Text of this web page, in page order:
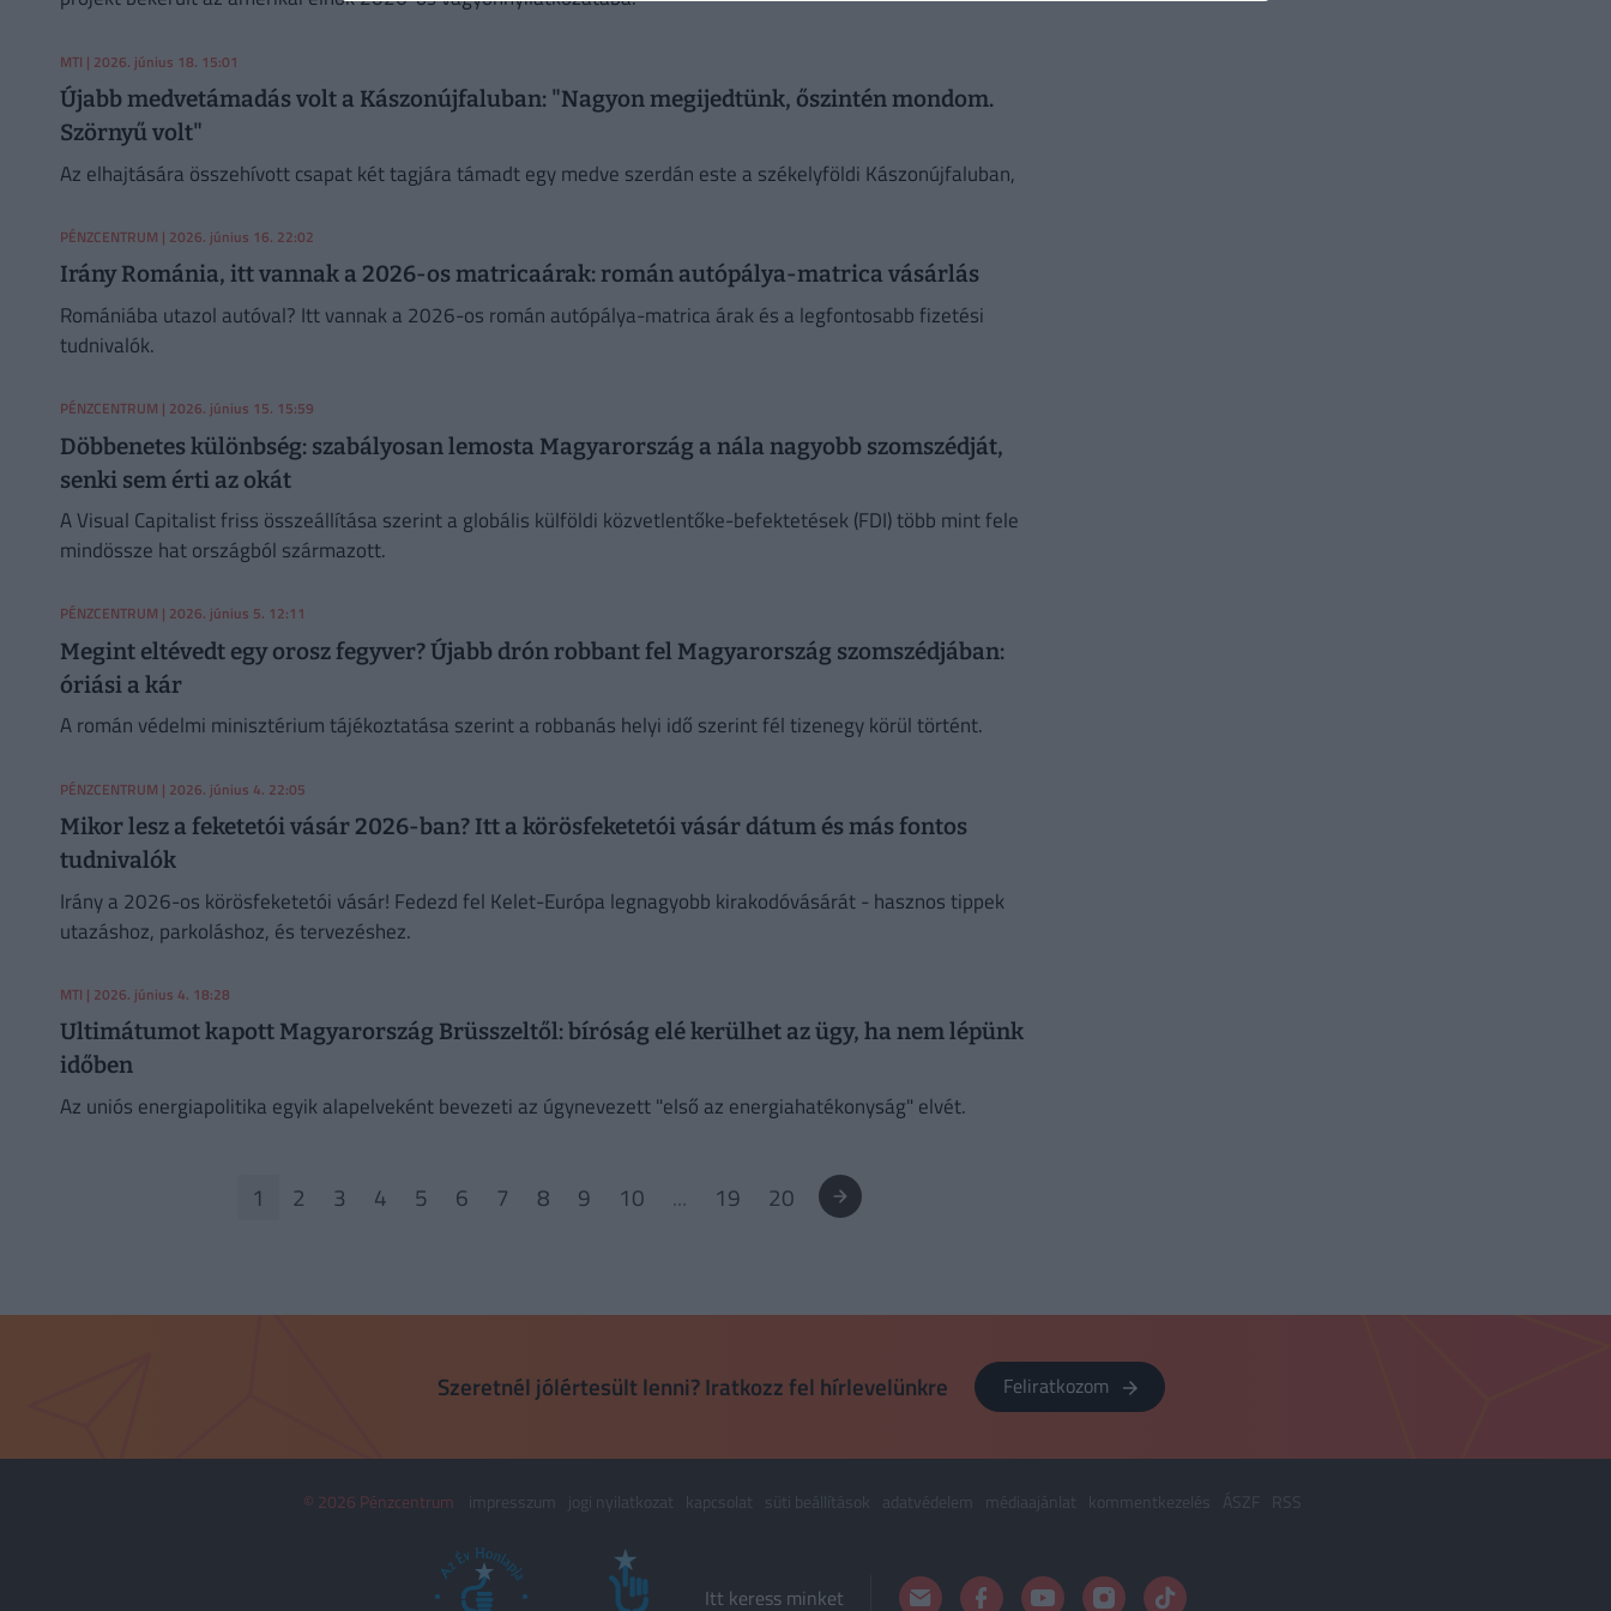
MTI | 2026. június 18. 15:01
Újabb medvetámadás volt a Kászonújfaluban: "Nagyon megijedtünk, őszintén mondom.
Szörnyű volt"
Az elhajtására összehívott csapat két tagjára támadt egy medve szerdán este a székelyföldi Kászonújfaluban,
PÉNZCENTRUM | 2026. június 16. 22:02
Irány Románia, itt vannak a 2026-os matricaárak: román autópálya-matrica vásárlás
Romániába utazol autóval? Itt vannak a 2026-os román autópálya-matrica árak és a legfontosabb fizetési
tudnivalók.
PÉNZCENTRUM | 2026. június 15. 15:59
Döbbenetes különbség: szabályosan lemosta Magyarország a nála nagyobb szomszédját,
senki sem érti az okát
A Visual Capitalist friss összeállítása szerint a globális külföldi közvetlentőke-befektetések (FDI) több mint fele
mindössze hat országból származott.
PÉNZCENTRUM | 2026. június 5. 12:11
Megint eltévedt egy orosz fegyver? Újabb drón robbant fel Magyarország szomszédjában:
óriási a kár
A román védelmi minisztérium tájékoztatása szerint a robbanás helyi idő szerint fél tizenegy körül történt.
PÉNZCENTRUM | 2026. június 4. 22:05
Mikor lesz a feketetói vásár 2026-ban? Itt a körösfeketetói vásár dátum és más fontos
tudnivalók
Irány a 2026-os körösfeketetói vásár! Fedezd fel Kelet-Európa legnagyobb kirakodóvásárát - hasznos tippek
utazáshoz, parkoláshoz, és tervezéshez.
MTI | 2026. június 4. 18:28
Ultimátumot kapott Magyarország Brüsszeltől: bíróság elé kerülhet az ügy, ha nem lépünk
időben
Az uniós energiapolitika egyik alapelveként bevezeti az úgynevezett "első az energiahatékonyság" elvét.
1 2 3 4 5 6 7 8 9 10 ... 19 20
Szeretnél jólértesült lenni? Iratkozz fel hírlevelünkre Feliratkozom
© 2026 Pénzcentrum impresszum jogi nyilatkozat kapcsolat süti beállítások adatvédelem médiaajánlat kommentkezelés ÁSZF RSS
Itt keress minket